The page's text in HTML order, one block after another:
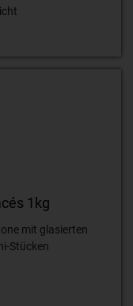
1kg
mit glasierten
Stücken